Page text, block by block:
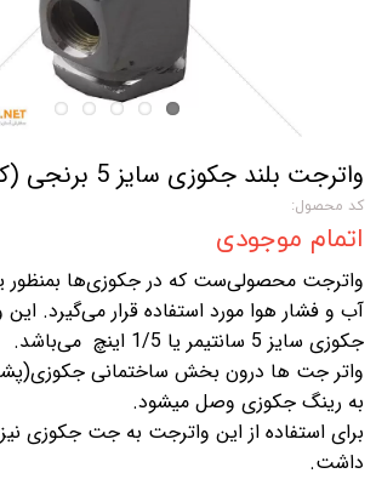
واترجت بلند جکوزی سایز 5 برنجی (کرومی)
کد محصول:
اتمام موجودی
واترجت محصولی‌ست که در جکوزی‌ها بمنظور
آب و فشار هوا مورد استفاده قرار‌ می‌گیرد. این
جکوزی سایز 5 سانتیمر یا 1/5 اینچ می‌باشد.
واتر جت ها درون بخش ساختمانی
به رینگ جکوزی وصل میشود.
برای استفاده از این واترجت به جت جکوزی نیز
داشت.